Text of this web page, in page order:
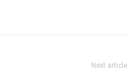
Next article